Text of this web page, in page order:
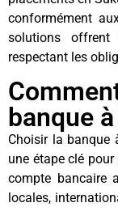
conformément
solutions offrent
respectant les
banque
Choisir la banque
une étape clé
compte bancaire
locales,